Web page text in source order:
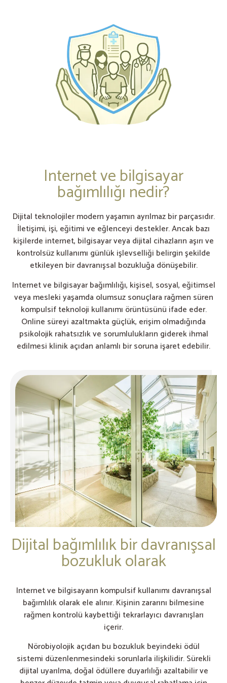
Internet ve bilgisayar
bağımlılığı nedir?
Dijital teknolojiler modern yaşamın ayrılmaz bir parçasıdır.
İletişimi, işi, eğitimi ve eğlenceyi destekler. Ancak bazı
kişilerde internet, bilgisayar veya dijital cihazların aşırı ve
kontrolsüz kullanımı günlük işlevselliği belirgin şekilde
etkileyen bir davranışsal bozukluğa dönüşebilir.
Internet ve bilgisayar bağımlılığı, kişisel, sosyal, eğitimsel
veya mesleki yaşamda olumsuz sonuçlara rağmen süren
kompulsif teknoloji kullanımı örüntüsünü ifade eder.
Online süreyi azaltmakta güçlük, erişim olmadığında
psikolojik rahatsızlık ve sorumlulukların giderek ihmal
edilmesi klinik açıdan anlamlı bir soruna işaret edebilir.
Dijital bağımlılık bir davranışsal
bozukluk olarak
Internet ve bilgisayarın kompulsif kullanımı davranışsal
bağımlılık olarak ele alınır. Kişinin zararını bilmesine
rağmen kontrolü kaybettiği tekrarlayıcı davranışları
içerir.
Nörobiyolojik açıdan bu bozukluk beyindeki ödül
sistemi düzenlenmesindeki sorunlarla ilişkilidir. Sürekli
dijital uyarılma, doğal ödüllere duyarlılığı azaltabilir ve